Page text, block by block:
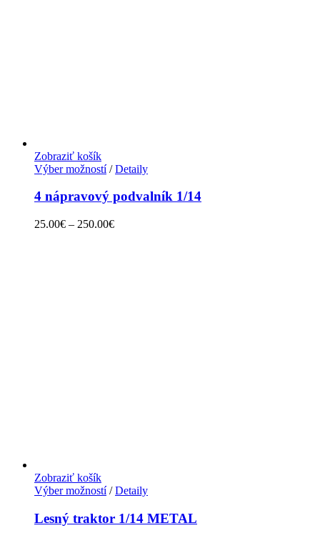
Zobraziť košík
Výber možností/ Detaily
4 nápravový podvalník 1/14
25.00€ – 250.00€
Zobraziť košík
Výber možností/ Detaily
Lesný traktor 1/14 METAL